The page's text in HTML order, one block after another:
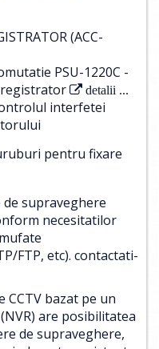
(ACC-
PSU-1220C -
detalii ...
interfetei
pentru fixare
supraveghere
necesitatilor
FTP, etc). contactati-
bazat pe un
are posibilitatea
de supraveghere,